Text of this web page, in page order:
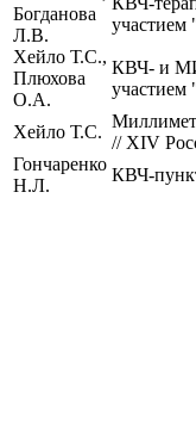
Богданова
Л.В.
Хейло Т.С.,
Плюхова
О.А.
КВЧ- и
Хейло Т.С.
// ХIV
Гончаренко
Н.Л.
КВЧ-